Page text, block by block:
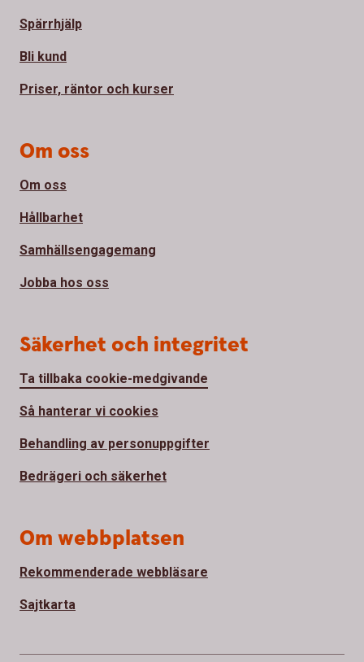
Spärrhjälp
Bli kund
Priser, räntor och kurser
Om oss
Om oss
Hållbarhet
Samhällsengagemang
Jobba hos oss
Säkerhet och integritet
Ta tillbaka cookie-medgivande
Så hanterar vi cookies
Behandling av personuppgifter
Bedrägeri och säkerhet
Om webbplatsen
Rekommenderade webbläsare
Sajtkarta